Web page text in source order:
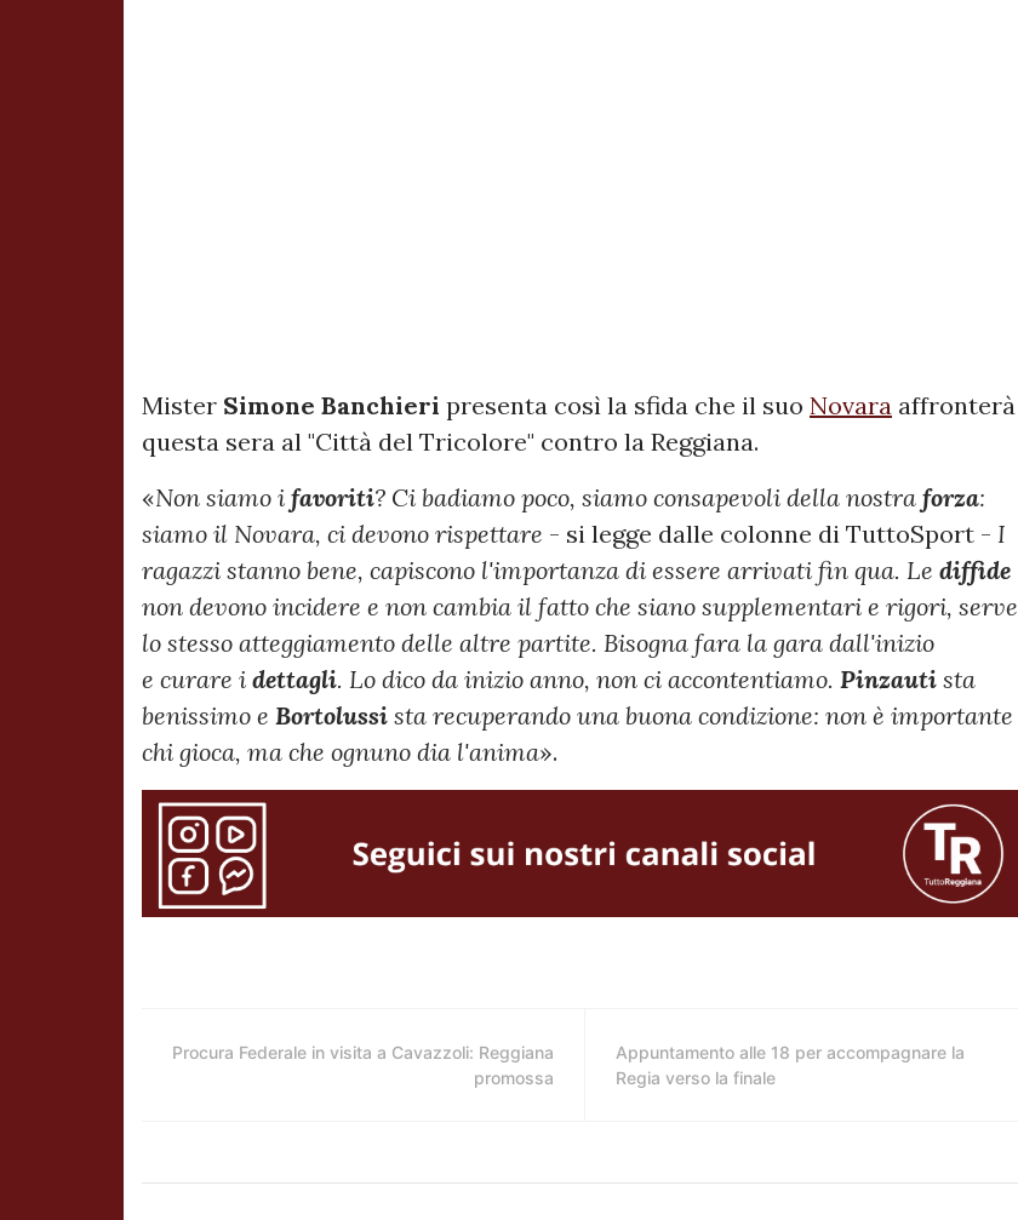
Mister Simone Banchieri presenta così la sfida che il suo Novara affronterà
questa sera al "Città del Tricolore" contro la Reggiana.
«Non siamo i favoriti? Ci badiamo poco, siamo consapevoli della nostra forza:
siamo il Novara, ci devono rispettare - si legge dalle colonne di TuttoSport - I
ragazzi stanno bene, capiscono l'importanza di essere arrivati fin qua. Le diffide
non devono incidere e non cambia il fatto che siano supplementari e rigori, serve
lo stesso atteggiamento delle altre partite. Bisogna fara la gara dall'inizio
e curare i dettagli. Lo dico da inizio anno, non ci accontentiamo. Pinzauti sta
benissimo e Bortolussi sta recuperando una buona condizione: non è importante
chi gioca, ma che ognuno dia l'anima».
Procura Federale in visita a Cavazzoli: Reggiana
promossa
Appuntamento alle 18 per accompagnare la
Regia verso la finale